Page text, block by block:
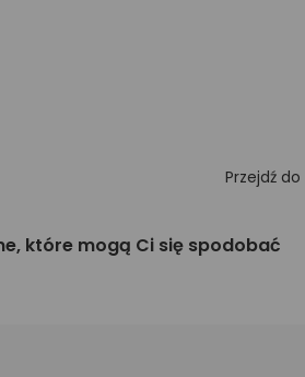
Przejdź do
które mogą Ci się spodobać